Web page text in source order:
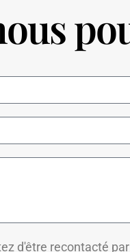
d'être recontacté